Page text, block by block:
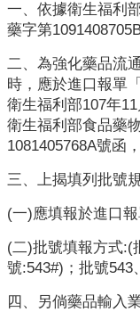
區
便
民
服
務
政
府
訊
公
開
各
一、依據衛生福利
藥字第
二、為強化藥品流
時，應於進口報單
衛生福利部107年
衛生福利部食品藥
1081405768A號函
三、上揭填列批號
(一)應填報於進口報
(二)批號填報方式:(
號:543#)；批號543
四、另倘藥品輸入